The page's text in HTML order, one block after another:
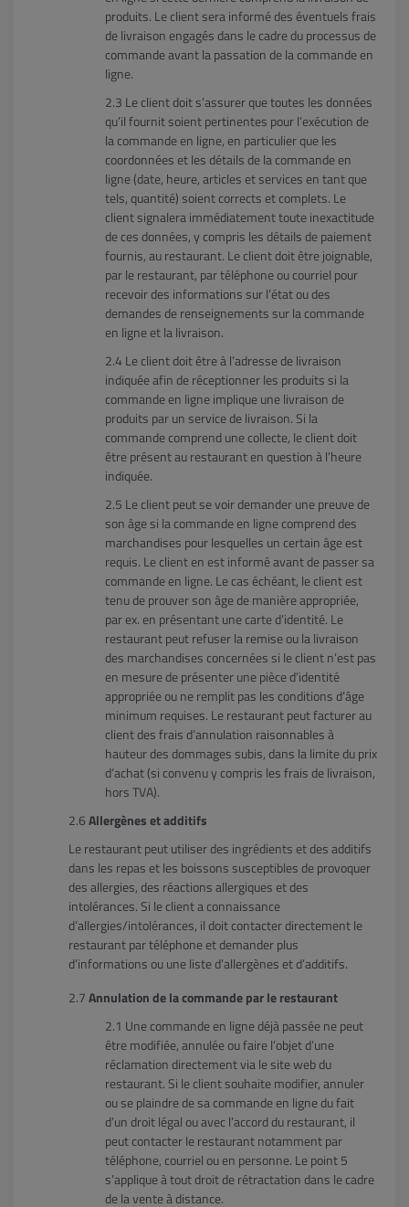
produits. Le client sera informé des éventuels frais
de livraison engagés dans le cadre du processus de
commande avant la passation de la commande en
ligne.
Le client doit s’assurer que toutes les données
qu’il fournit soient pertinentes pour l’exécution de
la commande en ligne, en particulier que les
coordonnées et les détails de la commande en
ligne (date, heure, articles et services en tant que
tels, quantité) soient corrects et complets. Le
client signalera immédiatement toute inexactitude
de ces données, y compris les détails de paiement
fournis, au restaurant. Le client doit être joignable,
par le restaurant, par téléphone ou courriel pour
recevoir des informations sur l’état ou des
demandes de renseignements sur la commande
en ligne et la livraison.
Le client doit être à l’adresse de livraison
indiquée afin de réceptionner les produits si la
commande en ligne implique une livraison de
produits par un service de livraison. Si la
commande comprend une collecte, le client doit
être présent au restaurant en question à l’heure
indiquée.
Le client peut se voir demander une preuve de
son âge si la commande en ligne comprend des
marchandises pour lesquelles un certain âge est
requis. Le client en est informé avant de passer sa
commande en ligne. Le cas échéant, le client est
tenu de prouver son âge de manière appropriée,
par ex. en présentant une carte d’identité. Le
restaurant peut refuser la remise ou la livraison
des marchandises concernées si le client n’est pas
en mesure de présenter une pièce d’identité
appropriée ou ne remplit pas les conditions d’âge
minimum requises. Le restaurant peut facturer au
client des frais d’annulation raisonnables à
hauteur des dommages subis, dans la limite du prix
d’achat (si convenu y compris les frais de livraison,
hors TVA).
Allergènes et additifs
Le restaurant peut utiliser des ingrédients et des additifs
dans les repas et les boissons susceptibles de provoquer
des allergies, des réactions allergiques et des
intolérances. Si le client a connaissance
d’allergies/intolérances, il doit contacter directement le
restaurant par téléphone et demander plus
d’informations ou une liste d’allergènes et d’additifs.
Annulation de la commande par le restaurant
Une commande en ligne déjà passée ne peut
être modifiée, annulée ou faire l’objet d’une
réclamation directement via le site web du
restaurant. Si le client souhaite modifier, annuler
ou se plaindre de sa commande en ligne du fait
d’un droit légal ou avec l’accord du restaurant, il
peut contacter le restaurant notamment par
téléphone, courriel ou en personne. Le point 5
s’applique à tout droit de rétractation dans le cadre
de la vente à distance.